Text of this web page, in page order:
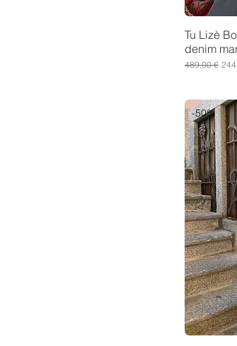
Tu Lizè
denim
Prezzo
489,00 €
-50%